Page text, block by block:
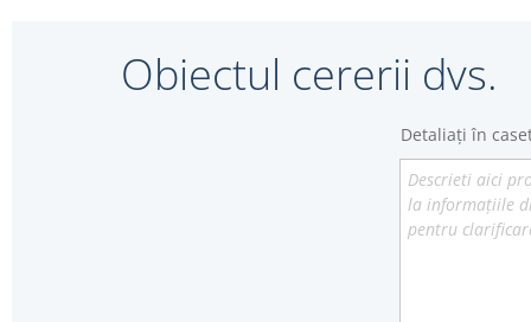
Detaliați în
Descrieti aici
la informațiile
pentru
Obiectul cererii dvs.